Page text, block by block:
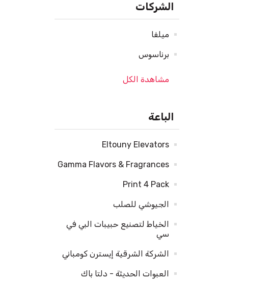
الشركات
ميلفا
برناسوس
مشاهدة الكل
الباعة
Eltouny Elevators
Gamma Flavors & Fragrances
Print 4 Pack
الجيوشي للصلب
الخياط لتصنيع حبيبات البي في
سي
الشركة الشرقية إيسترن كومباني
العبوات الحديثة - دلتا باك